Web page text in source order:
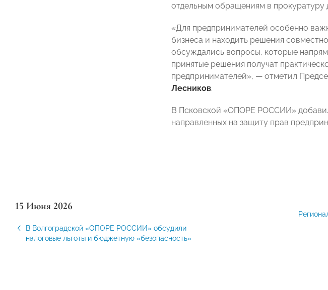
отдельным обращениям в прокуратуру
«Для предпринимателей особенно
бизнеса и находить решения
обсуждались вопросы, которые
принятые решения получат
предпринимателей», — отметил
Лесников.
В Псковской «ОПОРЕ РОССИИ»
направленных на защиту прав
15 Июня 2026
В Волгоградской «ОПОРЕ РОССИИ» обсудили
налоговые льготы и бюджетную «безопасность»